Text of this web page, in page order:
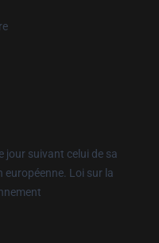
jour suivant celui de sa
Loi sur la